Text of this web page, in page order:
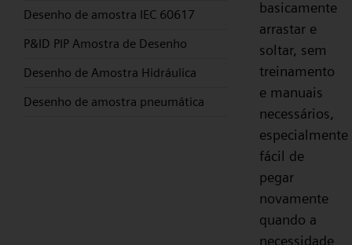
Desenho de amostra IEC 60617
P&ID PIP Amostra de Desenho
Desenho de Amostra Hidráulica
Desenho de amostra pneumática
basicamente
arrastar e
soltar, sem
treinamento
e manuais
necessários,
especialmente
fácil de
pegar
novamente
quando a
necessidade